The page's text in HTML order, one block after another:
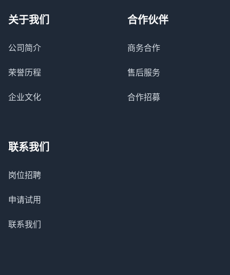
关于我们
公司简介
荣誉历程
企业文化
合作伙伴
商务合作
售后服务
合作招募
联系我们
岗位招聘
申请试用
联系我们